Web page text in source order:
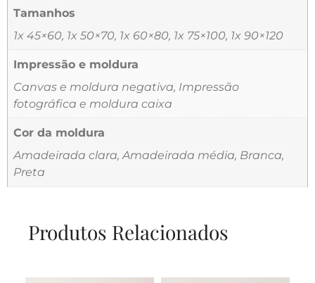
Tamanhos
1x 45×60, 1x 50×70, 1x 60×80, 1x 75×100, 1x 90×120
Impressão e moldura
Canvas e moldura negativa, Impressão
fotográfica e moldura caixa
Cor da moldura
Amadeirada clara, Amadeirada média, Branca,
Preta
Produtos Relacionados